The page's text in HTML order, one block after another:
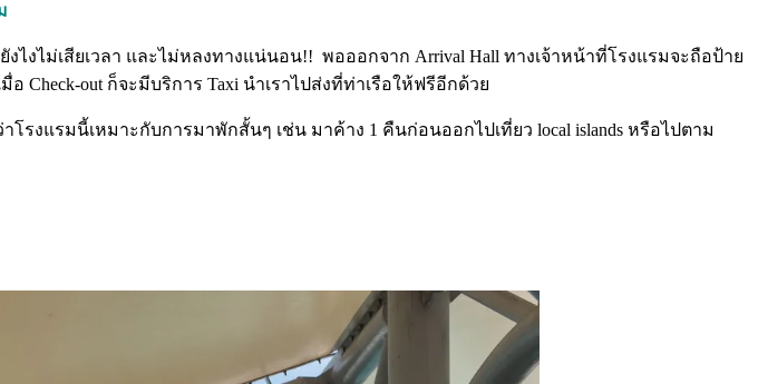
งไม่เสียเวลา และไม่หลงทางแน่นอน!! พอออกจาก Arrival Hall ทางเจ้าหน้าที่โรงแรมจะถือป้าย
Check-out ก็จะมีบริการ Taxi นำเราไปส่งที่ท่าเรือให้ฟรีอีกด้วย
งแรมนี้เหมาะกับการมาพักสั้นๆ เช่น มาค้าง 1 คืนก่อนออกไปเที่ยว local islands หรือไปตาม